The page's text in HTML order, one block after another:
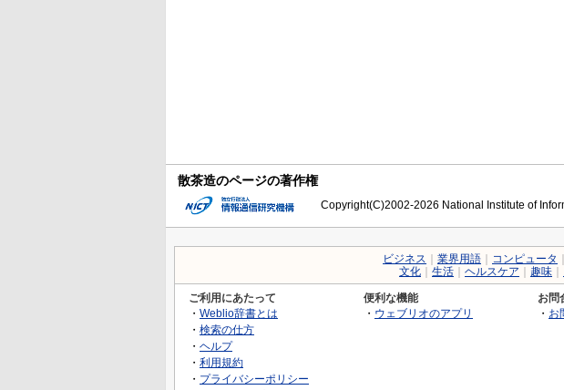
散茶造のページの著作権
Copyright(C)2002-2026 National Institute of
ビジネス 業界用語 コンピュータ
文化
生活 ヘルスケア 趣味
ご利用にあたって
・ Weblio辞書とは
・ 検索の仕方
・ ヘルプ
・ 利用規約
・ プライバシーポリシー
便利な機能
・ ウェブリオのアプリ
お問
・ お